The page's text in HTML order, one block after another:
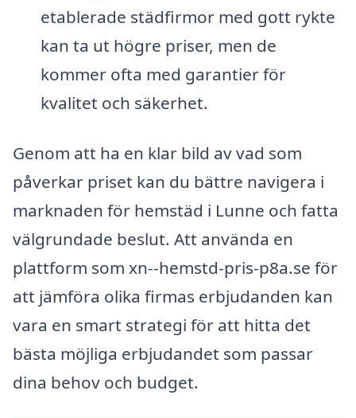
etablerade städfirmor med gott rykte
kan ta ut högre priser, men de
kommer ofta med garantier för
kvalitet och säkerhet.
Genom att ha en klar bild av vad som
påverkar priset kan du bättre navigera i
marknaden för hemstäd i Lunne och fatta
välgrundade beslut. Att använda en
plattform som xn--hemstd-pris-p8a.se för
att jämföra olika firmas erbjudanden kan
vara en smart strategi för att hitta det
bästa möjliga erbjudandet som passar
dina behov och budget.